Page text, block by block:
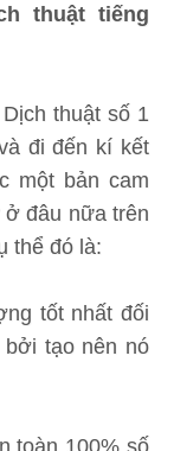
thuật tiếng
thuật số 1
đi đến kí kết
một bản cam
ở đâu nữa trên
thể đó là:
tốt nhất đối
bởi tạo nên nó
toàn 100% số